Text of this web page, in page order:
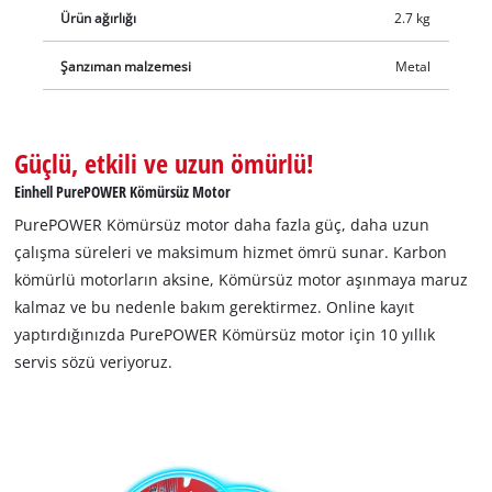
Ürün ağırlığı 2.7 kg
Şanzıman malzemesi Metal
Güçlü, etkili ve uzun ömürlü!
Einhell PurePOWER Kömürsüz Motor
PurePOWER Kömürsüz motor daha fazla güç, daha uzun
çalışma süreleri ve maksimum hizmet ömrü sunar. Karbon
kömürlü motorların aksine, Kömürsüz motor aşınmaya maruz
kalmaz ve bu nedenle bakım gerektirmez. Online kayıt
yaptırdığınızda PurePOWER Kömürsüz motor için 10 yıllık
servis sözü veriyoruz.